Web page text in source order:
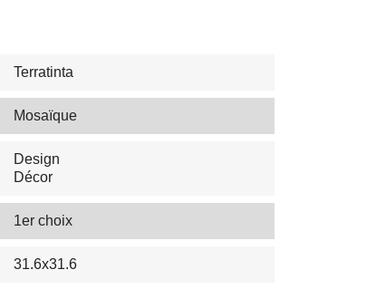
Terratinta
Mosaïque
Design
Décor
1er choix
31.6x31.6